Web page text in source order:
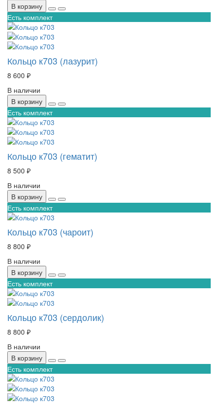
В корзину
Есть комплект
Кольцо к703 (лазурит)
8 600 ₽
В наличии
В корзину
Есть комплект
Кольцо к703 (гематит)
8 500 ₽
В наличии
В корзину
Есть комплект
Кольцо к703 (чароит)
8 800 ₽
В наличии
В корзину
Есть комплект
Кольцо к703 (сердолик)
8 800 ₽
В наличии
В корзину
Есть комплект